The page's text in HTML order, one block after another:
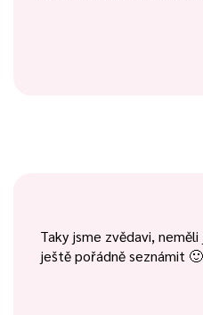
Taky jsme zvědavi,
ještě pořádně seznámit 🙂